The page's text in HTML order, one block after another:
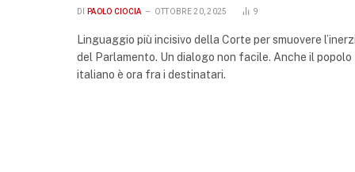
DI PAOLO CIOCIA OTTOBRE 20, 2025 9
Linguaggio più incisivo della Corte per smuovere
del Parlamento. Un dialogo non facile. Anche il popolo
italiano è ora fra i destinatari.